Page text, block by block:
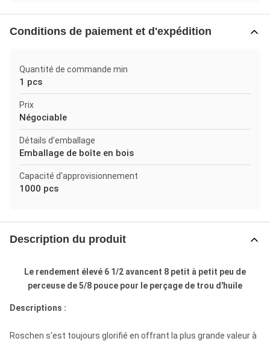
Conditions de paiement et d'expédition
Quantité de commande min
1 pcs
Prix
Négociable
Détails d'emballage
Emballage de boîte en bois
Capacité d'approvisionnement
1000 pcs
Description du produit
Le rendement élevé 6 1/2 avancent 8 petit à petit peu de
perceuse de 5/8 pouce pour le perçage de trou d'huile
Descriptions :
Roschen s'est toujours glorifié en offrant la plus grande valeur à